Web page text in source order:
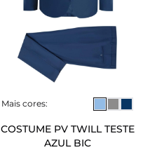
Mais cores:
COSTUME PV TWILL TESTE
AZUL BIC